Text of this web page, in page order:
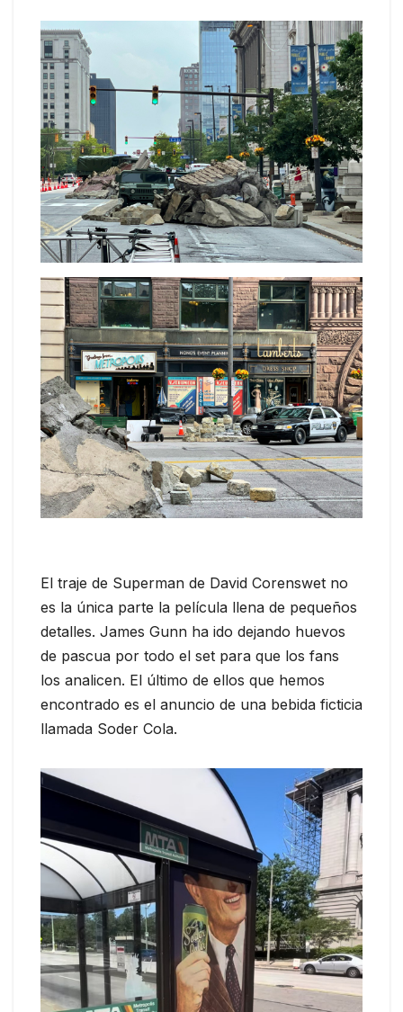
El traje de Superman de David Corenswet no
es la única parte la película llena de pequeños
detalles. James Gunn ha ido dejando huevos
de pascua por todo el set para que los fans
los analicen. El último de ellos que hemos
encontrado es el anuncio de una bebida ficticia
llamada Soder Cola.